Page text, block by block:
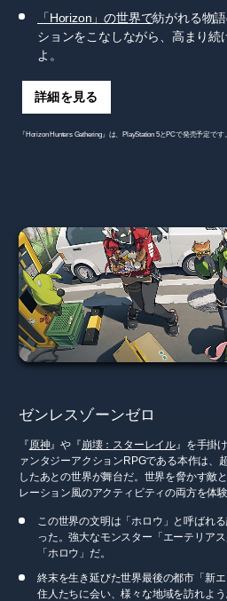
「Horizon」の世界で紡がれる物
ションをこなしながら、高まり続
よ。
詳細を見る
『Horizon Hunters Gathering』は、PlayStation 5とPCで発売予定です。
ゼンレスゾーンゼロ
『原神』や『崩壊：スターレイル』を手掛
ァンタジーアクションRPGである本作は、
したあとの世界が舞台だ。世界を脅かす敵
レーション風のアクティビティの両方を体験
この世界の文明は「ホロウ」と呼ばれ
った。強大なモンスター「エーテリア
「ホロウ」だ。
終末を生き延びた世界最後の都市「新
住人たちに会い、様々な地域を訪れよう